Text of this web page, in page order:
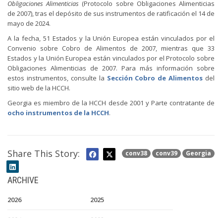
Obligaciones Alimenticias (Protocolo sobre Obligaciones Alimenticias
de 2007), tras el depósito de sus instrumentos de ratificación el 14 de
mayo de 2024.
A la fecha, 51 Estados y la Unión Europea están vinculados por el
Convenio sobre Cobro de Alimentos de 2007, mientras que 33
Estados y la Unión Europea están vinculados por el Protocolo sobre
Obligaciones Alimenticias de 2007. Para más información sobre
estos instrumentos, consulte la Sección Cobro de Alimentos del
sitio web de la HCCH.
Georgia es miembro de la HCCH desde 2001 y Parte contratante de
ocho instrumentos de la HCCH.
conv38 conv39 Georgia
Share This Story:
ARCHIVE
2026 2025